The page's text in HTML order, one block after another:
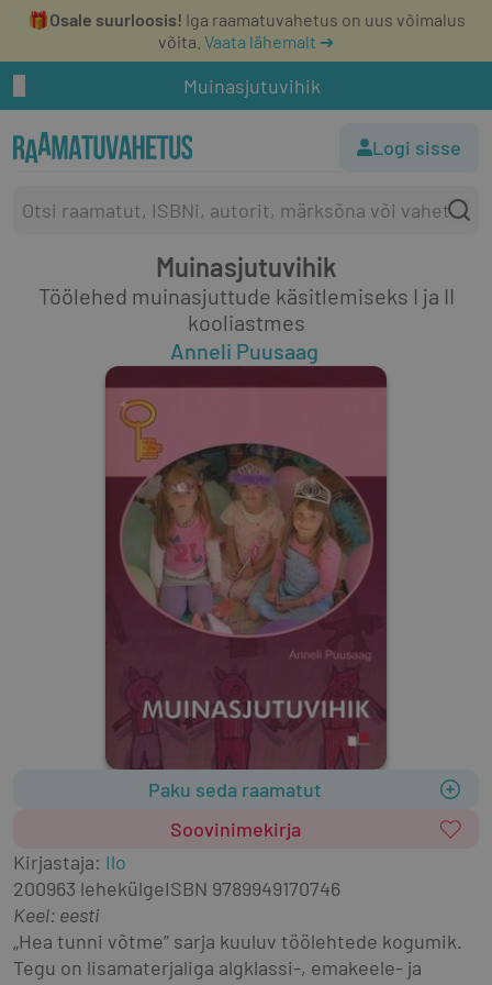
🎁Osale suurloosis! Iga raamatuvahetus on uus võimalus
võita. Vaata lähemalt ➔
Muinasjutuvihik
Logi sisse
Muinasjutuvihik
Töölehed muinasjuttude käsitlemiseks I ja II
kooliastmes
Anneli Puusaag
Paku seda raamatut
Soovinimekirja
Kirjastaja: Ilo
200963 lehekülgeISBN 9789949170746
Keel: eesti
„Hea tunni võtme” sarja kuuluv töölehtede kogumik.
Tegu on lisamaterjaliga algklassi-, emakeele- ja